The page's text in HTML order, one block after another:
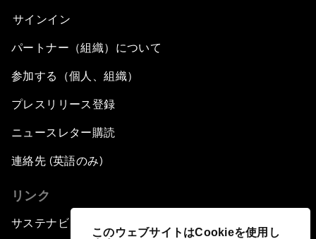
このウェブサイトはCookieを使用し
サインイン
パートナー（組織）について
参加する（個人、組織）
プレスリリース登録
ニュースレター購読
連絡先 (英語のみ)
リンク
サステナビリティへの取り組み